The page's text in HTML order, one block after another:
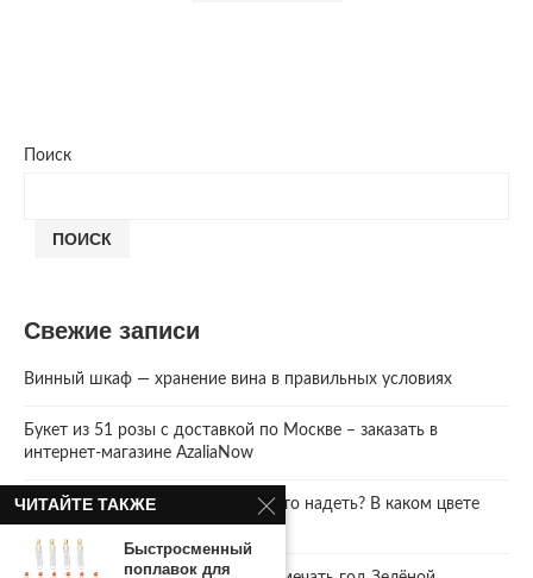
Поиск
ПОИСК
Свежие записи
Винный шкаф — хранение вина в правильных условиях
Букет из 51 розы с доставкой по Москве – заказать в
интернет-магазине AzaliaNow
Год Зеленой Деревянной Змеи. Что надеть? В каком цвете
встречать 2025 Новый год.
ЧИТАЙТЕ ТАКЖЕ
Быстросменный
поплавок для